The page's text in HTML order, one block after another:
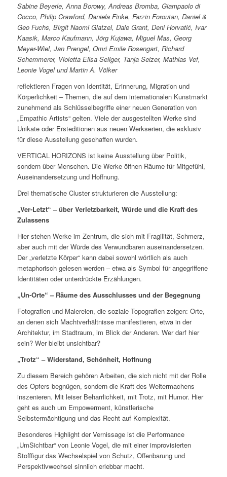
Sabine Beyerle, Anna Borowy, Andreas Bromba, Giampaolo di
Cocco, Philip Crawford, Daniela Finke, Farzin Foroutan, Daniel &
Geo Fuchs, Birgit Naomi Glatzel, Dale Grant, Deni Horvatić, Ivar
Kaasik, Marco Kaufmann, Jörg Kujawa, Miguel Mas, Georg
Meyer-Wiel, Jan Prengel, Omri Emile Rosengart, Richard
Schemmerer, Violetta Elisa Seliger, Tanja Selzer, Mathias Vef,
Leonie Vogel und Martin A. Völker
reflektieren Fragen von Identität, Erinnerung, Migration und
Körperlichkeit – Themen, die auf dem internationalen Kunstmarkt
zunehmend als Schlüsselbegriffe einer neuen Generation von
„Empathic Artists“ gelten. Viele der ausgestellten Werke sind
Unikate oder Ersteditionen aus neuen Werkserien, die exklusiv
für diese Ausstellung geschaffen wurden.
VERTICAL HORIZONS ist keine Ausstellung über Politik,
sondern über Menschen. Die Werke öffnen Räume für Mitgefühl,
Auseinandersetzung und Hoffnung.
Drei thematische Cluster strukturieren die Ausstellung:
„Ver-Letzt“ – über Verletzbarkeit, Würde und die Kraft des
Zulassens
Hier stehen Werke im Zentrum, die sich mit Fragilität, Schmerz,
aber auch mit der Würde des Verwundbaren auseinandersetzen.
Der „verletzte Körper“ kann dabei sowohl wörtlich als auch
metaphorisch gelesen werden – etwa als Symbol für angegriffene
Identitäten oder unterdrückte Erzählungen.
„Un-Orte“ – Räume des Ausschlusses und der Begegnung
Fotografien und Malereien, die soziale Topografien zeigen: Orte,
an denen sich Machtverhältnisse manifestieren, etwa in der
Architektur, im Stadtraum, im Blick der Anderen. Wer darf hier
sein? Wer bleibt unsichtbar?
„Trotz“ – Widerstand, Schönheit, Hoffnung
Zu diesem Bereich gehören Arbeiten, die sich nicht mit der Rolle
des Opfers begnügen, sondern die Kraft des Weitermachens
inszenieren. Mit leiser Beharrlichkeit, mit Trotz, mit Humor. Hier
geht es auch um Empowerment, künstlerische
Selbstermächtigung und das Recht auf Komplexität.
Besonderes Highlight der Vernissage ist die Performance
„UmSichtbar“ von Leonie Vogel, die mit einer improvisierten
Stofffigur das Wechselspiel von Schutz, Offenbarung und
Perspektivwechsel sinnlich erlebbar macht.